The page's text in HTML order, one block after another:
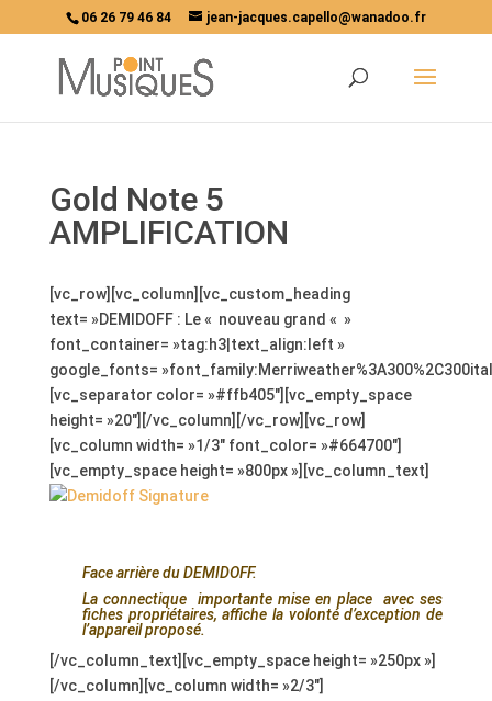
06 26 79 46 84 jean-jacques.capello@wanadoo.fr
Gold Note 5
AMPLIFICATION
[vc_row][vc_column][vc_custom_heading
text= »DEMIDOFF : Le « nouveau grand « »
font_container= »tag:h3|text_align:left »
google_fonts=
[vc_separator color= »#ffb405″][vc_empty_space
height= »20″][/vc_column][/vc_row][vc_row]
[vc_column width= »1/3″ font_color= »#664700″]
[vc_empty_space height= »800px »][vc_column_text]
Face arrière du DEMIDOFF.
La connectique importante mise en place avec ses
fiches propriétaires, affiche la volonté d’exception de
l’appareil proposé.
[/vc_column_text][vc_empty_space height= »250px »]
[/vc_column][vc_column width= »2/3″]